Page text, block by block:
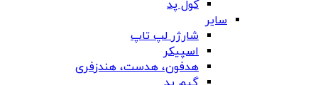
کول پد
سایر
شارژر لپ تاپ
اسپیکر
هدفون، هدست، هندزفری